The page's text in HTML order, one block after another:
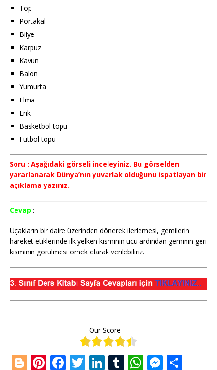
Top
Portakal
Bilye
Karpuz
Kavun
Balon
Yumurta
Elma
Erik
Basketbol topu
Futbol topu
Soru : Aşağıdaki görseli inceleyiniz. Bu görselden
yararlanarak Dünya’nın yuvarlak olduğunu ispatlayan bir
açıklama yazınız.
Cevap :
Uçakların bir daire üzerinden dönerek ilerlemesi, gemilerin
hareket etiklerinde ilk yelken kısmının ucu ardından geminin geri
kısmının görülmesi örnek olarak verilebiliriz.
Our Score
Bl Pi F T Li T W M